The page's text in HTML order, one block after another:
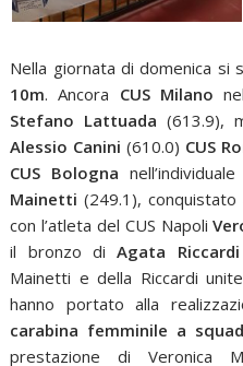
Nella giornata di domenica si
10m. Ancora CUS Milano
Stefano Lattuada (613.9),
Alessio Canini (610.0) CUS
CUS Bologna
Mainetti (249.1),
con l’atleta del CUS Napoli
il bronzo diAgata Riccardi
Mainetti e della Riccardi
hanno portato alla
carabina femminile a
prestazione di Veronica